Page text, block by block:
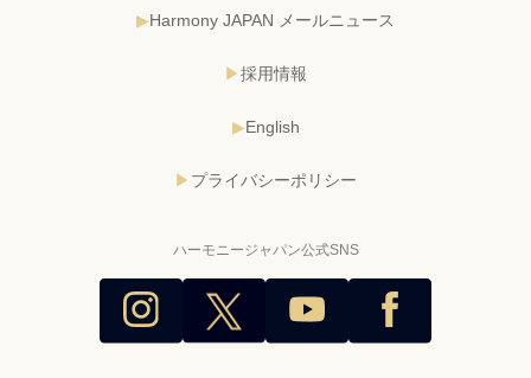
Harmony JAPAN メールニュース
採用情報
English
プライバシーポリシー
ハーモニージャパン公式SNS